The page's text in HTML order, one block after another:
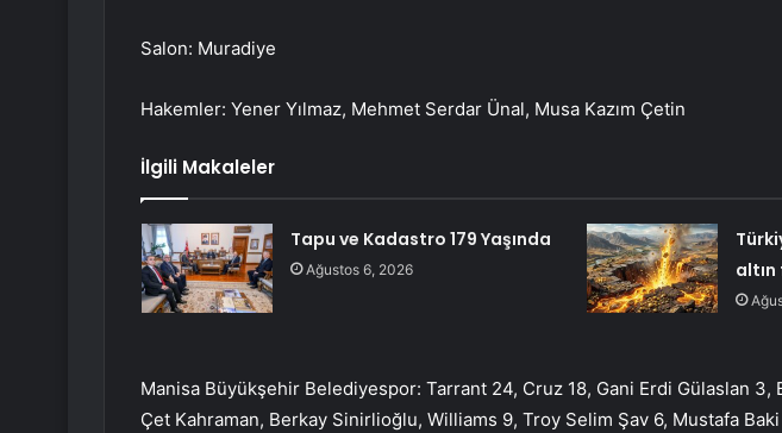
Salon: Muradiye
Hakemler: Yener Yılmaz, Mehmet Serdar Ünal, Musa Kazım Çetin
İlgili Makaleler
Tapu ve Kadastro 179 Yaşında
Ağustos 6, 2026
altın
Manisa Büyükşehir Belediyespor: Tarrant 24, Cruz 18, Gani Erdi Gülaslan 3,
Çet Kahraman, Berkay Sinirlioğlu, Williams 9, Troy Selim Şav 6, Mustafa